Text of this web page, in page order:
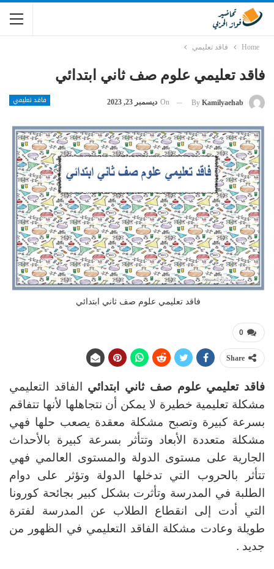
Home فاقد تعليمي
فاقد تعليمي علوم صف ثاني ابتدائي
فاقد تعليمي By Kamilyaehab
On ديسمبر 23, 2023
فاقد تعليمي علوم صف ثاني ابتدائي
0
Share
فاقد تعليمي علوم صف ثاني ابتدائي
الفاقد التعليمي
مشكلة تعليمية خطيرة لا يمكن أن نتجاهلها لأنها تتفاقم
بسرعة كبيرة وتصبح مشكلة معقدة يصعب حلها فهي
مشكلة متعددة الأبعاد وتتأثر بسرعة كبيرة بالأحداث
الجارية على مستوى الدولة والمستوى العالمي فهي
تتأثر بالحروب التي تدخلها الدولة وتؤثر على دوام
الطلبة في المدرسة وتأثرت بشكل كبير بجائحة كورونا
التي أدت إلى انقطاع الطلاب عن المدرسة لفترة
طويلة وعادت مشكلة الفاقد التعليمي في الظهور من
جديد .